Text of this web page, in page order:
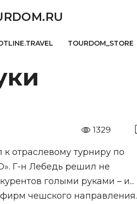
TOURDOM_STORE
1329
отраслевому турниру по
Г-н Лебедь решил не
голыми руками – и...
чешского направления.